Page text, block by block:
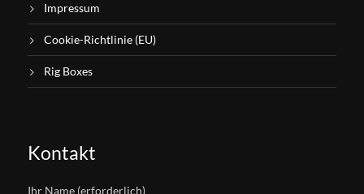
Impressum
Cookie-Richtlinie (EU)
Rig Boxes
Kontakt
Ihr Name (erforderlich)